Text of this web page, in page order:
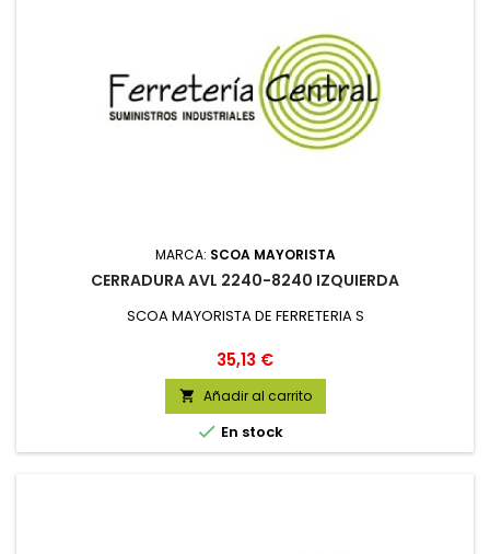
MARCA: SCOA MAYORISTA
CERRADURA AVL 2240-8240 IZQUIERDA
SCOA MAYORISTA DE FERRETERIA S
Precio
35,13 €
 Añadir al carrito
 En stock